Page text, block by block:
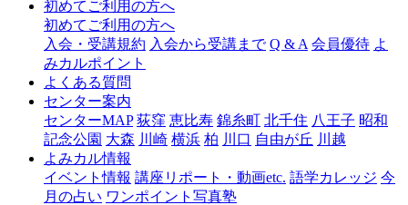
ャ
森
初めてご利用の方へ
初めてご利用の方へ
入会・受講規約 入会から受講まで Q & A 会員優待 よ
みカルポイント
よくある質問
センター案内
センターMAP 荻窪 恵比寿 錦糸町 北千住 八王子 昭和
記念公園 大森 川崎 横浜 柏 川口 自由が丘 川越
よみカル情報
イベント情報 講座リポート・動画etc. 語学カレッジ 今
月の占い ワンポイント写真塾